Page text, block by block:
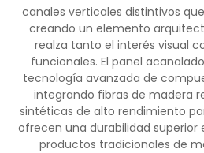
canales verticales distintivos
creando un elemento
realza tanto el interés visual
funcionales. El panel
tecnología avanzada de
integrando fibras de madera
sintéticas de alto rendimiento
ofrecen una durabilidad
productos tradicionales de